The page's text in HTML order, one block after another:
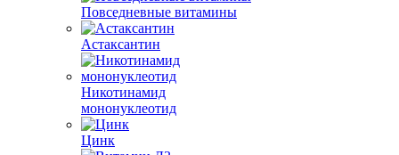
Повседневные витамины
Астаксантин
Никотинамид
мононуклеотид
Цинк